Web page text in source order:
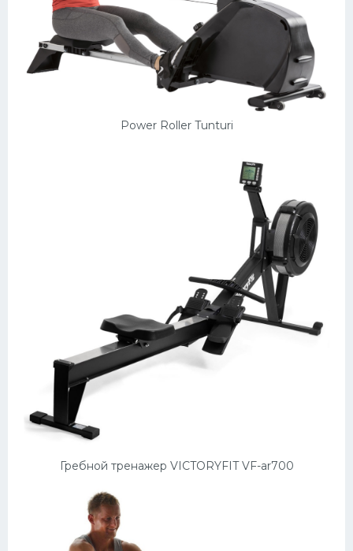
Power Roller Tunturi
Гребной тренажер VICTORYFIT VF-ar700